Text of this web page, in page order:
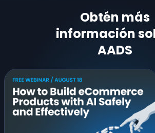
Obtén más
información
AADS